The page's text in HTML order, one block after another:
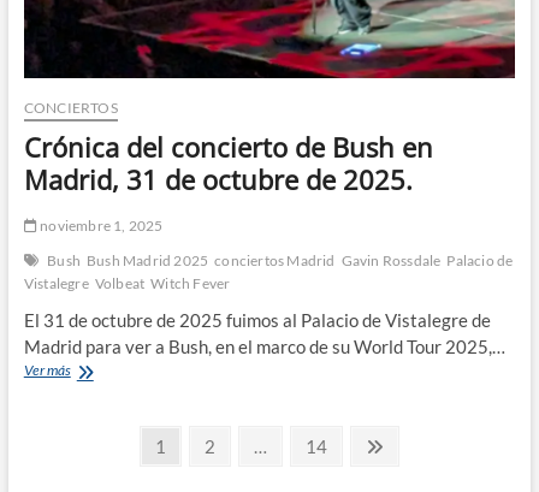
CONCIERTOS
Crónica del concierto de Bush en
Madrid, 31 de octubre de 2025.
noviembre 1, 2025
Bush Bush Madrid 2025 conciertos Madrid Gavin Rossdale Palacio de
Vistalegre Volbeat Witch Fever
El 31 de octubre de 2025 fuimos al Palacio de Vistalegre de
Madrid para ver a Bush, en el marco de su World Tour 2025,…
Ver másCrónica
PaginaciónPágina
1 Página
2 … Página
14
Página